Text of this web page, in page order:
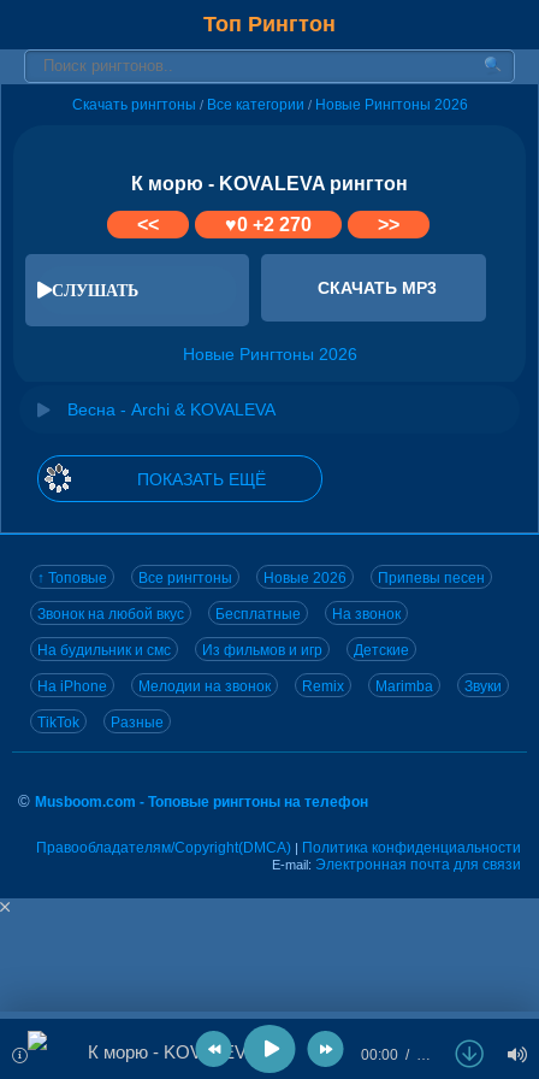
Топ Рингтон
Скачать рингтоны / Все категории / Новые Рингтоны 2026
К морю - KOVALEVA рингтон
<<
♥0 +2 270 >>
СЛУШАТЬ СКАЧАТЬ MP3
Новые Рингтоны 2026
Весна - Archi & KOVALEVA
ПОКАЗАТЬ ЕЩЁ
↑ Топовые Все рингтоны Новые 2026 Припевы песен
Звонок на любой вкус Бесплатные На звонок
На будильник и смс Из фильмов и игр Детские
На iPhone Мелодии на звонок Remix Marimba Звуки
TikTok Разные
© Musboom.com - Топовые рингтоны на телефон
Правообладателям/Copyright(DMCA) | Политика конфиденциальности
E-mail: Электронная почта для связи
К морю - KOVALEVA 00:00 …